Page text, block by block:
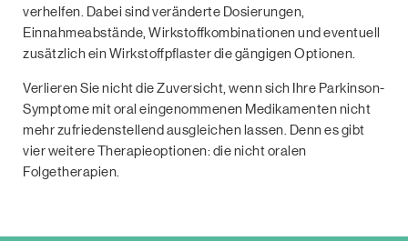
verhelfen. Dabei sind veränderte Dosierungen,
Einnahmeabstände, Wirkstoﬀkombinationen und eventuell
zusätzlich ein Wirkstoﬀpﬂaster die gängigen Optionen.
Verlieren Sie nicht die Zuversicht, wenn sich Ihre Parkinson-
Symptome mit oral eingenommenen Medikamenten nicht
mehr zufriedenstellend ausgleichen lassen. Denn es gibt
vier weitere Therapieoptionen: die nicht oralen
Folgetherapien.